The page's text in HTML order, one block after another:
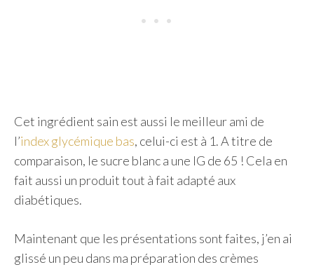
Cet ingrédient sain est aussi le meilleur ami de
l’index glycémique bas, celui-ci est à 1. A titre de
comparaison, le sucre blanc a une IG de 65 ! Cela en
fait aussi un produit tout à fait adapté aux
diabétiques.
Maintenant que les présentations sont faites, j’en ai
glissé un peu dans ma préparation des crèmes